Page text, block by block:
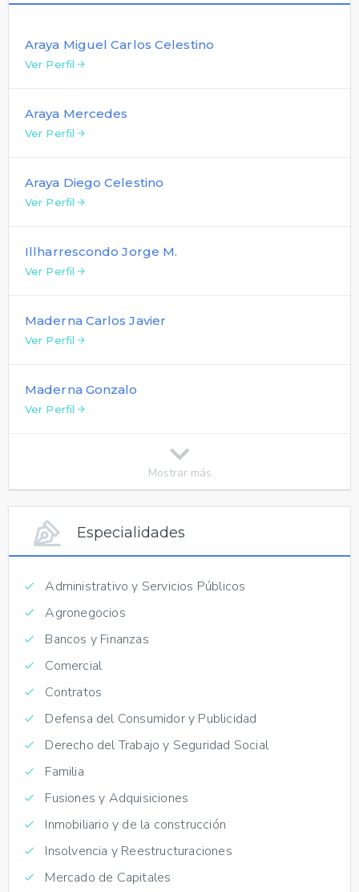
Araya Miguel Carlos Celestino
Ver Perfil
Araya Mercedes
Ver Perfil
Araya Diego Celestino
Ver Perfil
Illharrescondo Jorge M.
Ver Perfil
Maderna Carlos Javier
Ver Perfil
Maderna Gonzalo
Ver Perfil
Mostrar más
Especialidades
Administrativo y Servicios Públicos
Agronegocios
Bancos y Finanzas
Comercial
Contratos
Defensa del Consumidor y Publicidad
Derecho del Trabajo y Seguridad Social
Familia
Fusiones y Adquisiciones
Inmobiliario y de la construcción
Insolvencia y Reestructuraciones
Mercado de Capitales